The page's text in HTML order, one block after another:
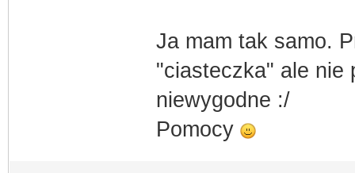
Ja mam tak samo.
"ciasteczka" ale nie
niewygodne :/
Pomocy